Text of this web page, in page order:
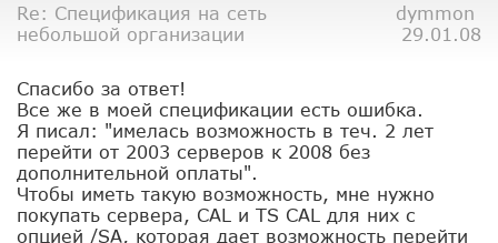
Re: Спецификация на сеть
небольшой организации
dymmon
29.01.08
Спасибо за ответ!
Все же в моей спецификации есть ошибка.
Я писал: "имелась возможность в теч. 2 лет
перейти от 2003 серверов к 2008 без
дополнительной оплаты".
Чтобы иметь такую возможность, мне нужно
покупать сервера, CAL и TS CAL для них с
опцией /SA, которая дает возможность перейти